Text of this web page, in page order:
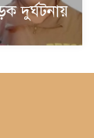
দুর্ঘটনায়